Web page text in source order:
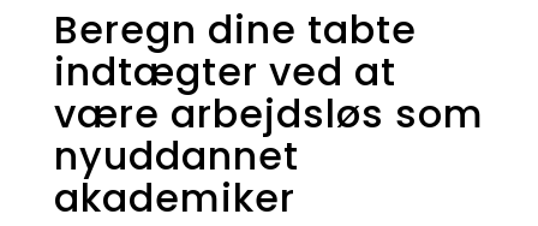
Beregn dine tabte
indtægter ved at
være arbejdsløs som
nyuddannet
akademiker